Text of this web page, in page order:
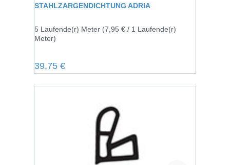
STAHLZARGENDICHTUNG ADRIA
5 Laufende(r) Meter (7,95 € / 1 Laufende(r)
Meter)
Regulärer Preis:
39,75 €